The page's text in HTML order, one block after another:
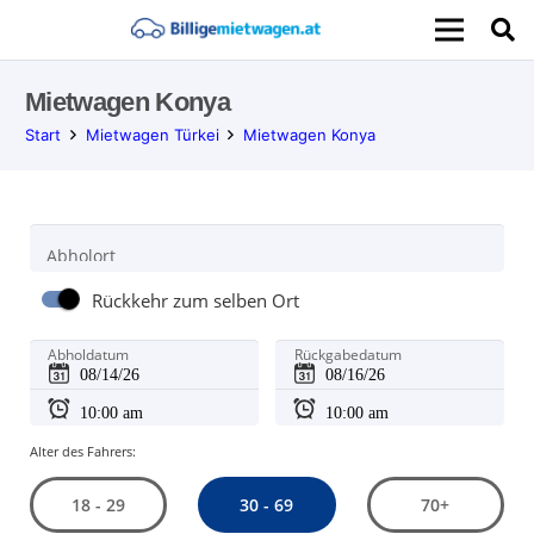
Mietwagen Konya
Start Mietwagen Türkei Mietwagen Konya
Abholort
Rückkehr zum selben Ort
Abholdatum Rückgabedatum
Alter des Fahrers:
18 - 29 30 - 69 70+